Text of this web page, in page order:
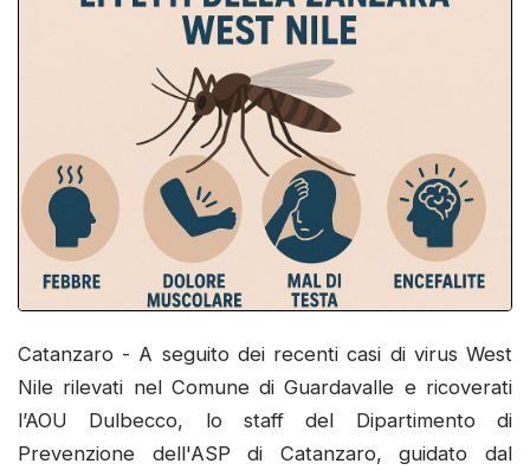
Catanzaro - A seguito dei recenti casi di virus West
Nile rilevati nel Comune di Guardavalle e ricoverati
l’AOU Dulbecco, lo staff del Dipartimento di
Prevenzione dell'ASP di Catanzaro, guidato dal